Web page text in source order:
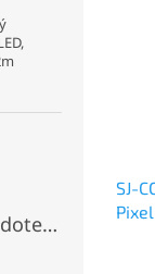
TTAF Káblová spojka vodotesná IP68, Typu "T" , 3 pinová, 20A, 2,5mm², M20
SJ-